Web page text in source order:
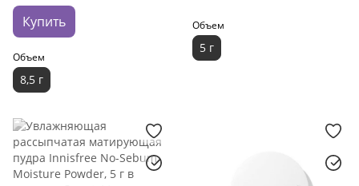
Купить
Объем
8,5 г
Объем
5 г